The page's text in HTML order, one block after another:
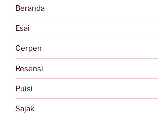
Beranda
Esai
Cerpen
Resensi
Puisi
Sajak